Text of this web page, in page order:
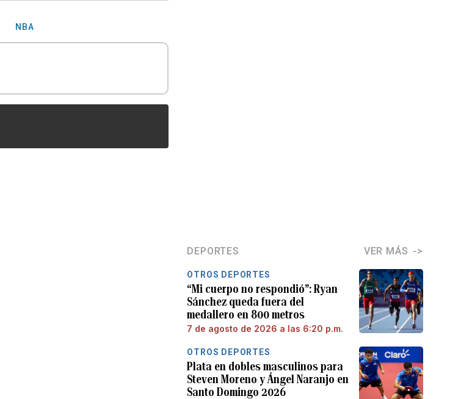
NBA
DEPORTES VER MÁS
OTROS DEPORTES
“Mi cuerpo no respondió”: Ryan
Sánchez queda fuera del
medallero en 800 metros
7 de agosto de 2026 a las 6:20 p.m.
OTROS DEPORTES
Plata en dobles masculinos para
Steven Moreno y Ángel Naranjo en
Santo Domingo 2026